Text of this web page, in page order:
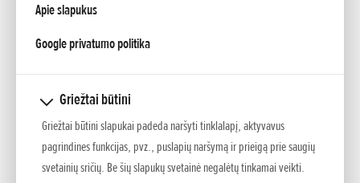
Apie slapukus
Google privatumo politikaopens in a new tab
Griežtai būtini
Griežtai būtini slapukai padeda naršyti tinklalapį, aktyvavus
pagrindines funkcijas, pvz., puslapių naršymą ir prieigą prie saugių
svetainių sričių. Be šių slapukų svetainė negalėtų tinkamai veikti.
ATRASKITE NAUJĄ HONDA BELAIDŽIŲ PRIETAISŲ GAMĄ